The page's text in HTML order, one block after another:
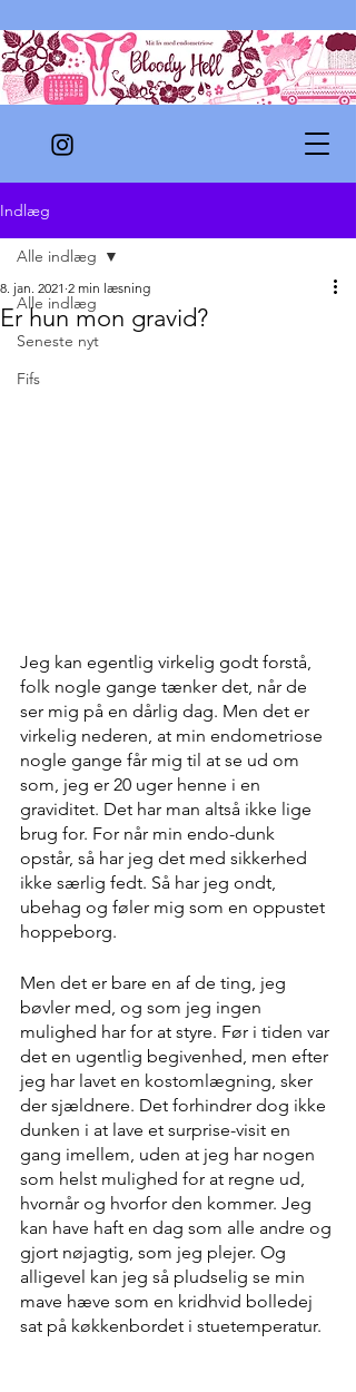
Indlæg
Alle indlæg
Seneste nyt
Fifs
Alle indlæg
Er hun mon gravid?
8. jan. 2021 2 min læsning
Jeg kan egentlig virkelig godt forstå,
folk nogle gange tænker det, når de
ser mig på en dårlig dag. Men det er
virkelig nederen, at min endometriose
nogle gange får mig til at se ud om
som, jeg er 20 uger henne i en
graviditet. Det har man altså ikke lige
brug for. For når min endo-dunk
opstår, så har jeg det med sikkerhed
ikke særlig fedt. Så har jeg ondt,
ubehag og føler mig som en oppustet
hoppeborg.
Men det er bare en af de ting, jeg
bøvler med, og som jeg ingen
mulighed har for at styre. Før i tiden var
det en ugentlig begivenhed, men efter
jeg har lavet en kostomlægning, sker
der sjældnere. Det forhindrer dog ikke
dunken i at lave et surprise-visit en
gang imellem, uden at jeg har nogen
som helst mulighed for at regne ud,
hvornår og hvorfor den kommer. Jeg
kan have haft en dag som alle andre og
gjort nøjagtig, som jeg plejer. Og
alligevel kan jeg så pludselig se min
mave hæve som en kridhvid bolledej
sat på køkkenbordet i stuetemperatur.